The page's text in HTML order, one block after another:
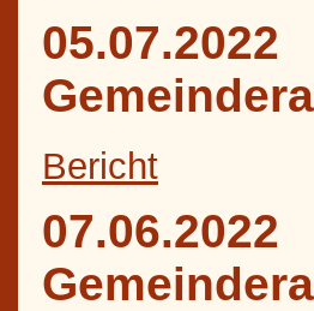
05.07.2022
Bericht
07.06.2022